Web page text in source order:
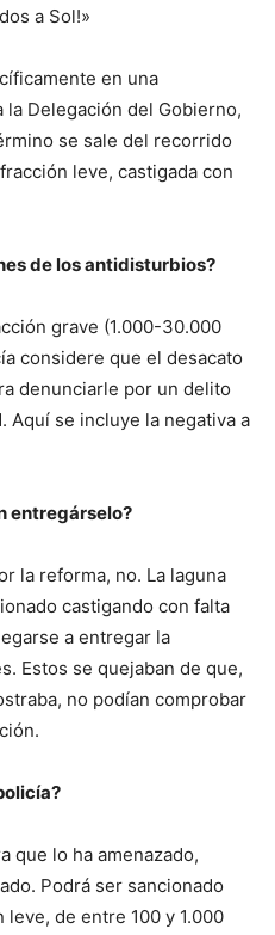
a Sol!»
en una
la Delegación del Gobierno,
se sale del recorrido
leve, castigada con
de los antidisturbios?
grave (1.000-30.000
considere que el desacato
denunciarle por un delito
Aquí se incluye la negativa a
entregárselo?
la reforma, no. La laguna
castigando con falta
a entregar la
Estos se quejaban de que,
no podían comprobar
que lo ha amenazado,
Podrá ser sancionado
de entre 100 y 1.000